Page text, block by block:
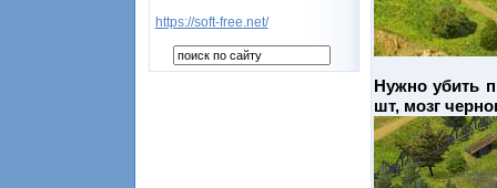
https://soft-free.net/
Нужно убить
шт, мозг